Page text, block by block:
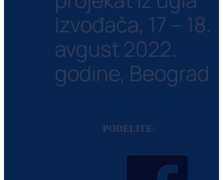
Izvođača, 17 – 18.
avgust 2022.
godine, Beograd
PODELITE: